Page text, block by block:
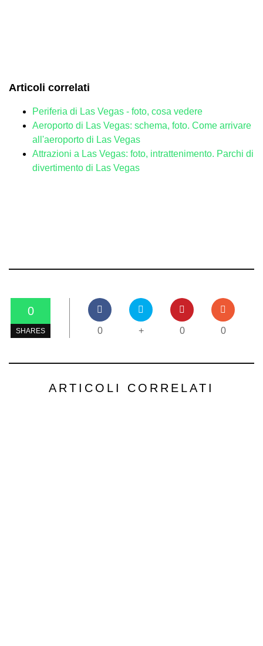
Articoli correlati
Periferia di Las Vegas - foto, cosa vedere
Aeroporto di Las Vegas: schema, foto. Come arrivare
all'aeroporto di Las Vegas
Attrazioni a Las Vegas: foto, intrattenimento. Parchi di
divertimento di Las Vegas
0
SHARES 0 + 0 0
ARTICOLI CORRELATI